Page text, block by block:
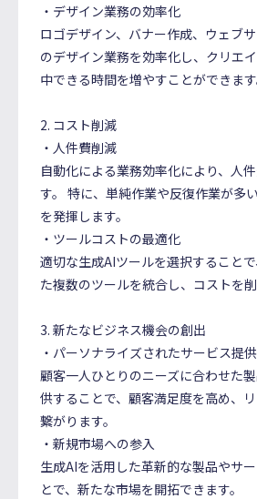
・デザイン業務の効率化
ロゴデザイン、バナー作成、ウェブ
のデザイン業務を効率化し、クリエ
中できる時間を増やすことができます
2. コスト削減
・人件費削減
自動化による業務効率化により、人
す。 特に、単純作業や反復作業が多
を発揮します。
・ツールコストの最適化
適切な生成AIツールを選択すること
た複数のツールを統合し、コストを削
3. 新たなビジネス機会の創出
・パーソナライズされたサービス提供
顧客一人ひとりのニーズに合わせた
供することで、顧客満足度を高め、
繋がります。
・新規市場への参入
生成AIを活用した革新的な製品やサ
とで、新たな市場を開拓できます。